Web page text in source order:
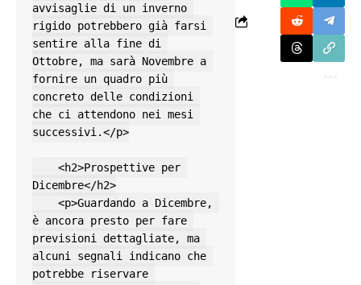
avvisaglie di un inverno
rigido potrebbero già farsi
sentire alla fine di
Ottobre, ma sarà Novembre a
fornire un quadro più
concreto delle condizioni
che ci attendono nei mesi
successivi.</p>
Dicembre</h2>
è ancora presto per fare
previsioni dettagliate, ma
alcuni segnali indicano che
potrebbe riservare